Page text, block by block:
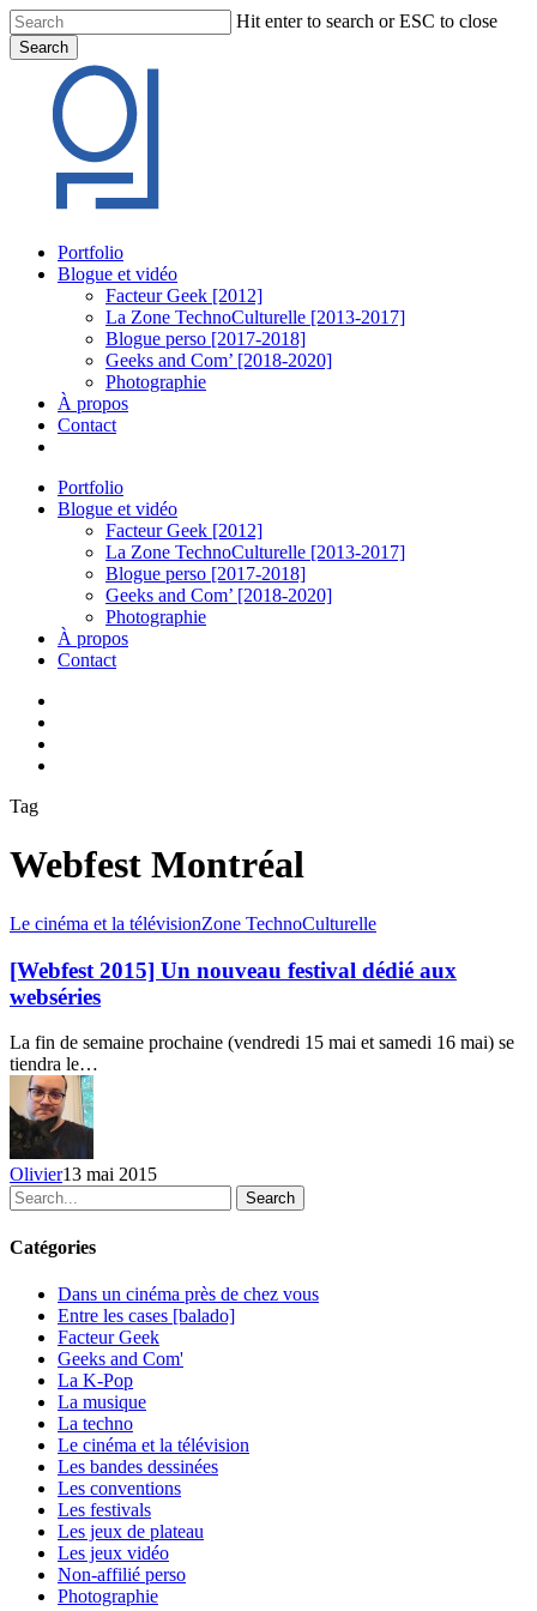
Skip
to
main
content
Hit enter to search or ESC to close
Search
Search
Menu
Portfolio
Blogue et vidéo
Facteur Geek [2012]
La Zone TechnoCulturelle [2013-2017]
Blogue perso [2017-2018]
Geeks and Com’ [2018-2020]
Photographie
À propos
Contact
Portfolio
Blogue et vidéo
Facteur Geek [2012]
La Zone TechnoCulturelle [2013-2017]
Blogue perso [2017-2018]
Geeks and Com’ [2018-2020]
Photographie
À propos
Contact
Tag
Webfest Montréal
[Webfest
Un
nouveau
festival
aux
webséries
Le cinéma et la télévisionZone TechnoCulturelle
[Webfest 2015] Un nouveau festival dédié aux
webséries
La fin de semaine prochaine (vendredi 15 mai et samedi 16 mai) se
tiendra le…
Olivier13 mai 2015
Search
Catégories
Dans un cinéma près de chez vous
Entre les cases [balado]
Facteur Geek
Geeks and Com'
La K-Pop
La musique
La techno
Le cinéma et la télévision
Les bandes dessinées
Les conventions
Les festivals
Les jeux de plateau
Les jeux vidéo
Non-affilié perso
Photographie